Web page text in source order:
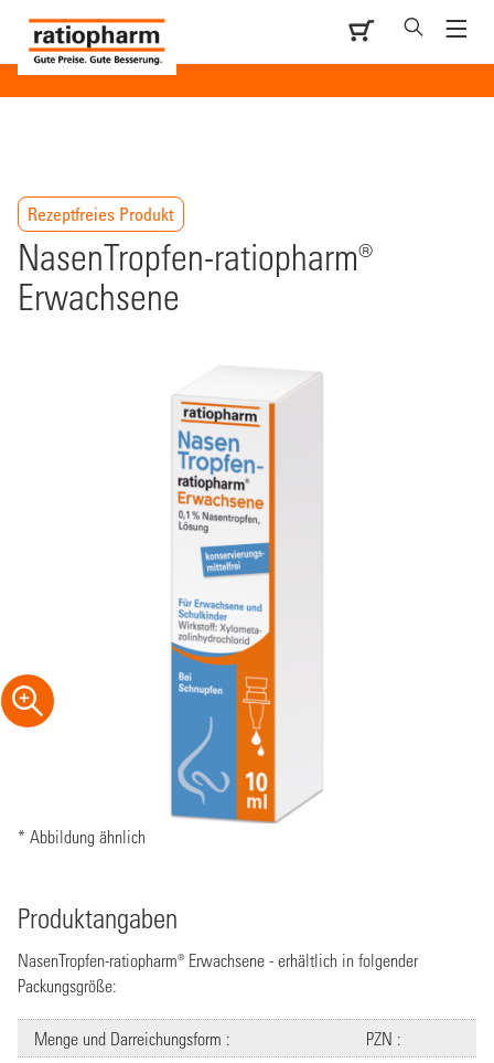
Rezeptfreies Produkt
NasenTropfen-ratiopharm®
Erwachsene
* Abbildung ähnlich
Produktangaben
NasenTropfen-ratiopharm® Erwachsene - erhältlich in folgender
Packungsgröße:
Menge und Darreichungsform : PZN :